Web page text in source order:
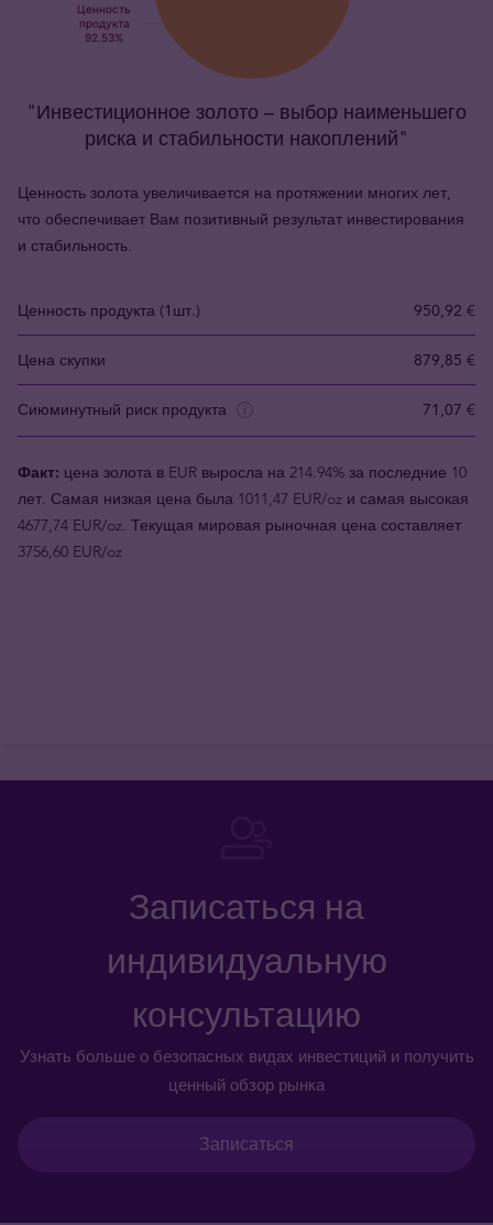
"Инвестиционное золото – выбор наименьшего
риска и стабильности накоплений"
Ценность золота увеличивается на протяжении многих лет,
что обеспечивает Вам позитивный результат инвестирования
и стабильность.
Ценность продукта (1шт.) 950,92 €
Цена скупки 879,85 €
Сиюминутный риск продукта 71,07 €
Факт: цена золота в EUR выросла на 214.94% за последние 10
лет. Самая низкая цена была 1011,47 EUR/oz и самая высокая
4677,74 EUR/oz. Текущая мировая рыночная цена составляет
3756,60 EUR/oz
Записаться на
индивидуальную
консультацию
Узнать больше о безопасных видах инвестиций и получить
ценный обзор рынка
Записаться